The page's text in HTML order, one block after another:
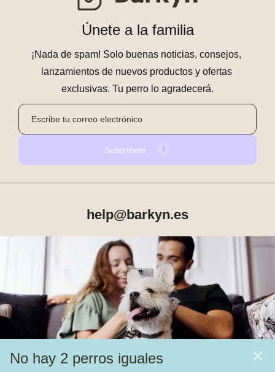
No hay 2 perros iguales
Únete a la familia
¡Nada de spam! Solo buenas noticias, consejos,
lanzamientos de nuevos productos y ofertas
exclusivas. Tu perro lo agradecerá.
Suscríbete
help@barkyn.es
Productos
Sobre Barkyn
Otros links
Piensos